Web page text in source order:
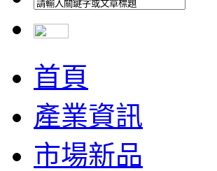
首頁
產業資訊
市場新品